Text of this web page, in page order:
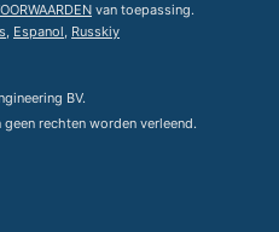
van toepassing.
, Espanol, Russkiy
BV.
rechten worden verleend.